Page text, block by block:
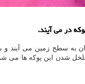
در می آیند.
به سطح زمین می آیند
شدن این پوکه ‌ها می‌